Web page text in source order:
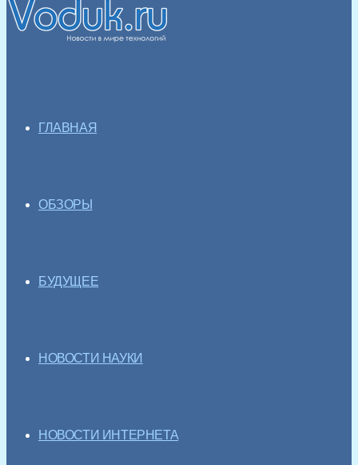
ГЛАВНАЯ
ОБЗОРЫ
БУДУЩЕЕ
НОВОСТИ НАУКИ
НОВОСТИ ИНТЕРНЕТА